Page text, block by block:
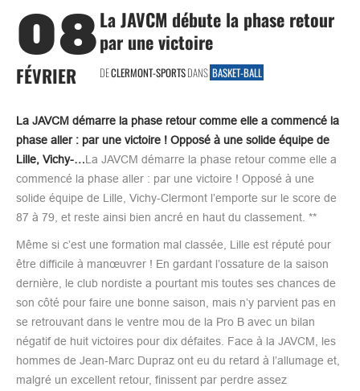
08
FÉVRIER
La JAVCM débute la phase retour
par une victoire
DECLERMONT-SPORTSDANS BASKET-BALL
La JAVCM démarre la phase retour comme elle a commencé la
phase aller : par une victoire ! Opposé à une solide équipe de
Lille, Vichy-…La JAVCM démarre la phase retour comme elle a
commencé la phase aller : par une victoire ! Opposé à une
solide équipe de Lille, Vichy-Clermont l’emporte sur le score de
87 à 79, et reste ainsi bien ancré en haut du classement. **
Même si c’est une formation mal classée, Lille est réputé pour
être difficile à manœuvrer ! En gardant l’ossature de la saison
dernière, le club nordiste a pourtant mis toutes ses chances de
son côté pour faire une bonne saison, mais n’y parvient pas en
se retrouvant dans le ventre mou de la Pro B avec un bilan
négatif de huit victoires pour dix défaites. Face à la JAVCM, les
hommes de Jean-Marc Dupraz ont eu du retard à l’allumage et,
malgré un excellent retour, finissent par perdre assez